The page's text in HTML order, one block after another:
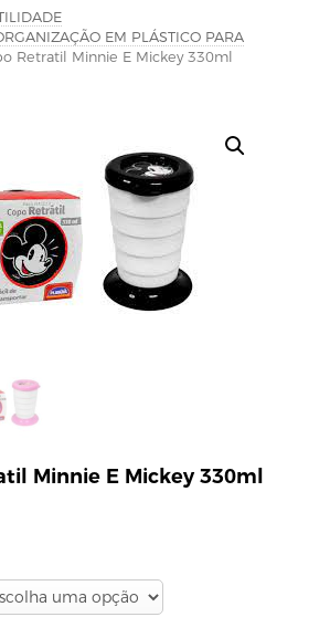
EM PLÁSTICO PARA
Retratil Minnie E Mickey 330ml
Minnie E Mickey 330ml